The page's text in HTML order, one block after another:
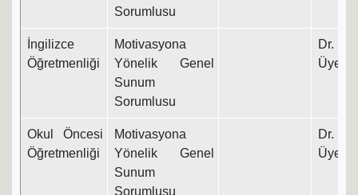
Sorumlusu
İngilizce
Öğretmenliği
Motivasyona
Yönelik Genel
Sunum
Sorumlusu
Dr.
Üyesi
Okul Öncesi
Öğretmenliği
Motivasyona
Yönelik Genel
Sunum
Sorumlusu
Dr.
Üyesi